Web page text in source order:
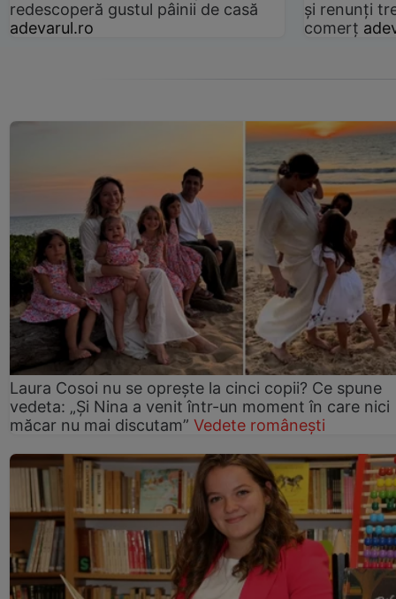
redescoperă gustul pâinii de casă
adevarul.ro
și renunți
comerț
Laura Cosoi nu se oprește la cinci copii? Ce spune
vedeta: „Și Nina a venit într-un moment în care nici
măcar nu mai discutam” Vedete românești